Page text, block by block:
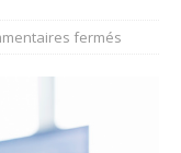
fermés